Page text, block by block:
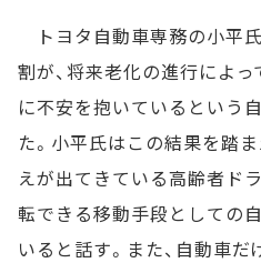
トヨタ自動車専務の小平
割が、将来老化の進行によ
に不安を抱いているという
た。小平氏はこの結果を踏
えが出てきている高齢者ド
転できる移動手段としての
いると話す。また、自動車